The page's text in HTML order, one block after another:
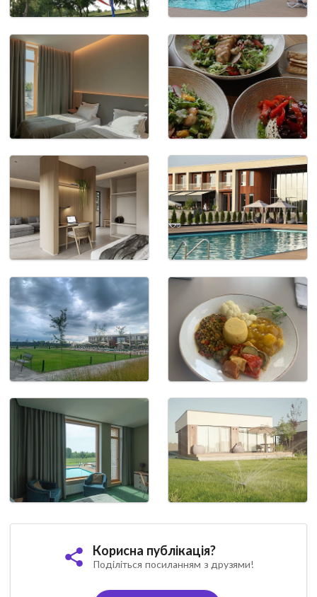
Корисна публікація?
Поділіться посиланням з друзями!